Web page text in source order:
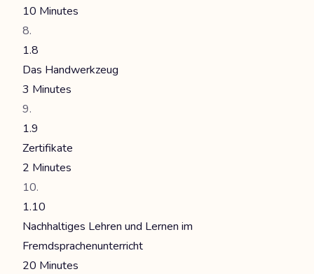
10 Minutes
1.8
Das Handwerkzeug
3 Minutes
1.9
Zertifikate
2 Minutes
1.10
Nachhaltiges Lehren und Lernen im
Fremdsprachenunterricht
20 Minutes